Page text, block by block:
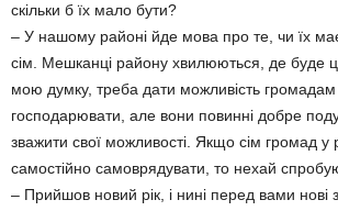
скільки б їх мало бути?
– У нашому районі йде мова про те, чи їх
сім. Мешканці району хвилюються, де буде
мою думку, треба дати можливість
господарювати, але вони повинні добре
зважити свої можливості. Якщо сім громад у
самостійно самоврядувати, то нехай
– Прийшов новий рік, і нині перед вами нові